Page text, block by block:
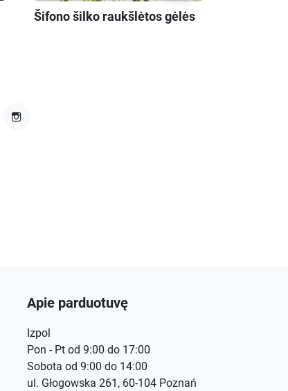
Šifono šilko raukšlėtos gėlės
Apie parduotuvę
Izpol
Pon - Pt od 9:00 do 17:00
Sobota od 9:00 do 14:00
ul. Głogowska 261, 60-104 Poznań